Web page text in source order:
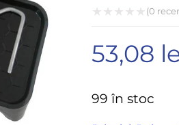
la
(0
53,08
99 în stoc